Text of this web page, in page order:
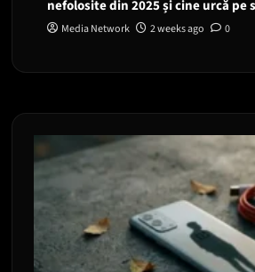
nefolosite din 2025 și cine urcă pe
Media Network 2 weeks ago 0